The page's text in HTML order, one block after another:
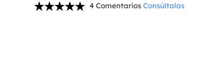
4 Comentarios Consúltalas